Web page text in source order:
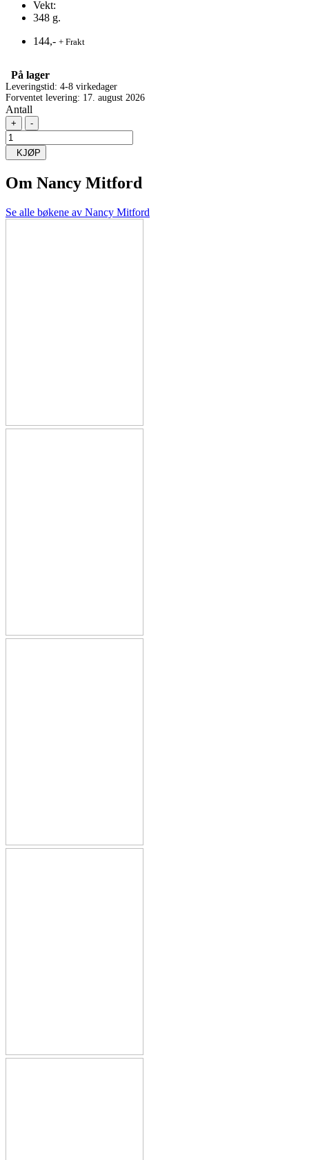
Vekt:
348 g.
144,- + Frakt
På lager
Leveringstid: 4-8 virkedager
Forventet levering: 17. august 2026
Antall
+ -
KJØP
Om Nancy Mitford
Se alle bøkene av Nancy Mitford